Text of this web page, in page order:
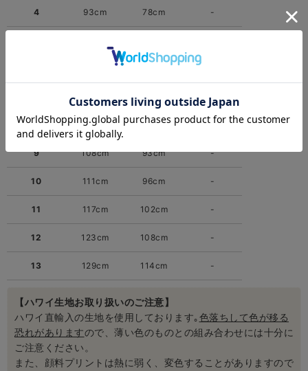
4
8
9
10
11
12
13
93cm
102cm
105cm
108cm
111cm
117cm
123cm
129cm
78cm
87cm
90cm
93cm
96cm
102cm
108cm
114cm
-
-
-
-
-
-
-
-
【ハワイ生地お取り扱いのご注意】
ハワイ直輸入の生地を使用しております｡色落ちして色が移る
恐れがありますので、薄い色のものとの組み合わせには十分に
ご注意ください。
また、顔料プリントは熱に弱く、変色することがありますので